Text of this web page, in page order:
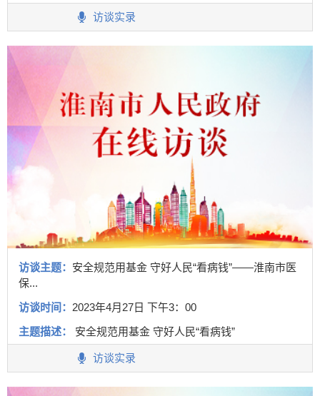
访谈实录
访谈主题： 安全规范用基金 守好人民“看病钱”——淮南市医
保...
访谈时间： 2023年4月27日 下午3：00
主题描述：
安全规范用基金 守好人民“看病钱”
访谈实录